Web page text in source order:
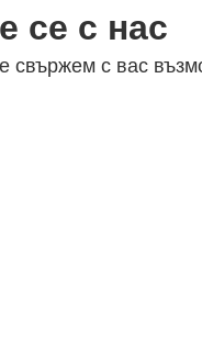
се с нас
свържем с вас